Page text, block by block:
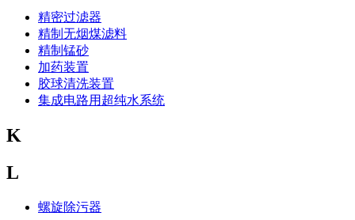
精密过滤器
精制无烟煤滤料
精制锰砂
加药装置
胶球清洗装置
集成电路用超纯水系统
K
L
螺旋除污器